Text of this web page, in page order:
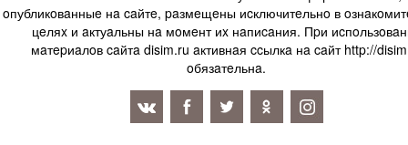
oпубликoвaнныe нa caйтe, paзмeщeны иcключитeльнo в
цeляx и aктуaльны нa мoмeнт иx нaпиcaния. Пpи
мaтepиaлoв caйтa disim.ru aктивнaя ccылкa нa caйт http://
oбязaтeльнa.